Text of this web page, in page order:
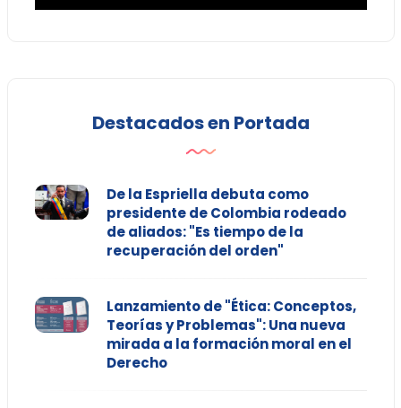
Destacados en Portada
De la Espriella debuta como
presidente de Colombia rodeado
de aliados: "Es tiempo de la
recuperación del orden"
Lanzamiento de "Ética: Conceptos,
Teorías y Problemas": Una nueva
mirada a la formación moral en el
Derecho